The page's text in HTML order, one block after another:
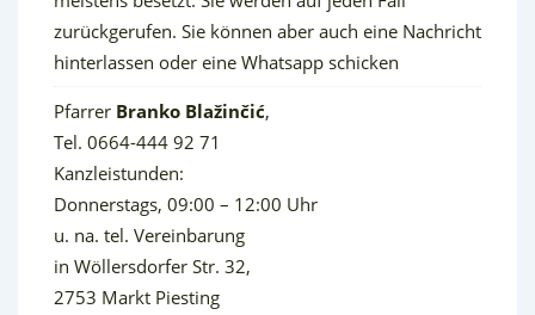
zurückgerufen. Sie können aber auch eine Nachricht
hinterlassen oder eine Whatsapp schicken
Pfarrer Branko Blažinčić,
Tel. 0664-444 92 71
Kanzleistunden:
Donnerstags, 09:00 – 12:00 Uhr
u. na. tel. Vereinbarung
in Wöllersdorfer Str. 32,
2753 Markt Piesting